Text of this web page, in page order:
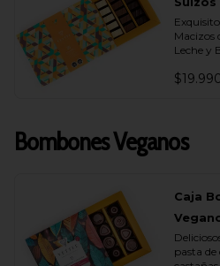
Macizos
Leche y
Bombones Veganos
Caja
pasta